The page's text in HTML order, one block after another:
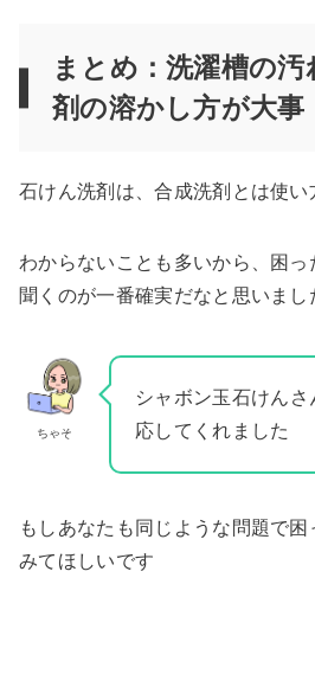
まとめ：洗濯槽の
剤の溶かし方が大事
石けん洗剤は、合成洗剤とは使い
わからないことも多いから、困
聞くのが一番確実だなと思いまし
ちゃそ
シャボン玉石けん
応してくれました
もしあなたも同じような問題で
みてほしいです